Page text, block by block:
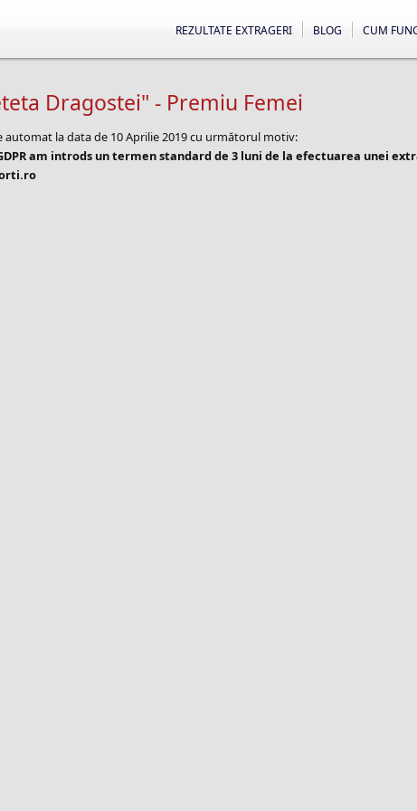
CUM
BLOG
REZULTATE EXTRAGERI
Dragostei" - Premiu Femei
la data de 10 Aprilie 2019 cu următorul motiv:
am introds un termen standard de 3 luni de la efectuarea unei